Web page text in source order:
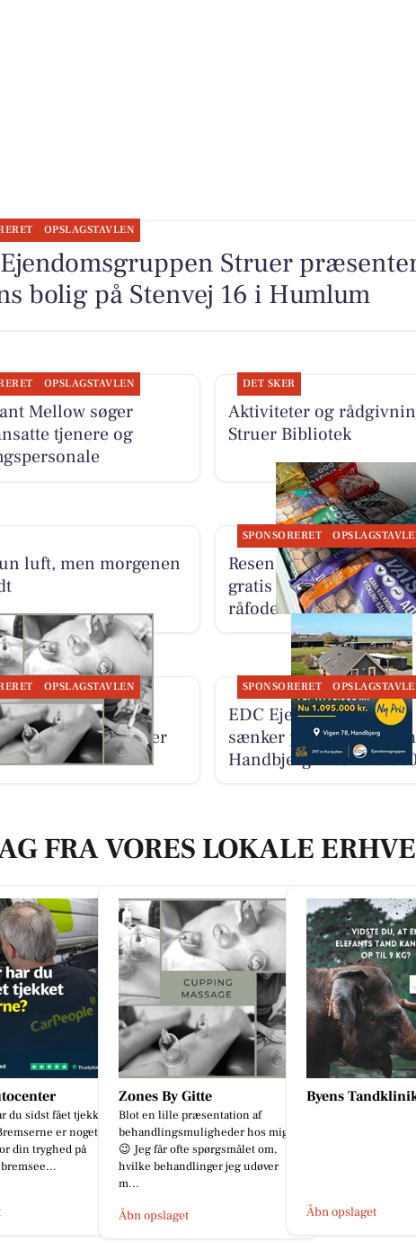
OPSLAGSTAVLEN
Struer
bolig på Stenvej 16 i Humlum
OPSLAGSTAVLEN
Mellow søger
tjenere og
DET SKER
Aktiviteter og
Struer Bibliotek
luft, men morgenen
SPONSORERET
Resen Landhandel
gratis smagsprøver på
råfoder til hunde
OPSLAGSTAVLEN
Gitte præsenterer
SPONSORERET
EDC
sænker prisen på
Handbjerg med
FRA VORES LOKALE
du sidst fået tjekket
er noget af
din tryghed på
Zones By Gitte
Blot en lille præsentation af
behandlingsmuligheder hos mig
😉 Jeg får ofte spørgsmålet om,
hvilke behandlinger jeg udøver
m...
Åbn opslaget
Byens
Åbn opslaget